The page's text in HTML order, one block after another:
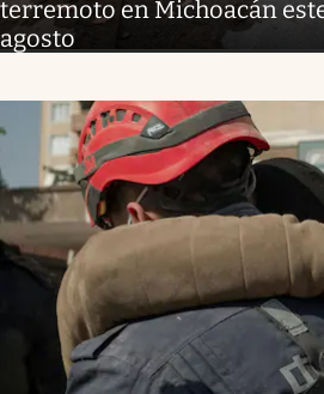
terremoto en Michoacán
agosto